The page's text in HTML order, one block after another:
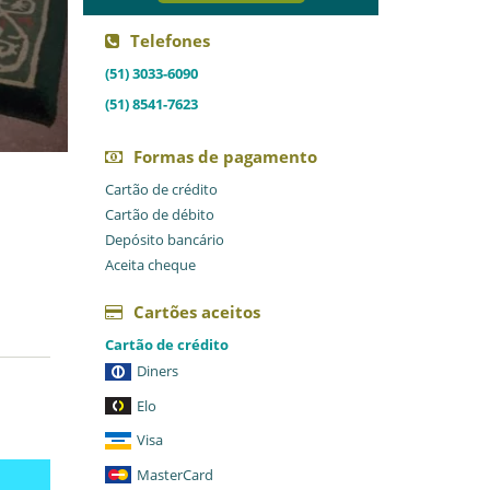
Telefones
(51) 3033-6090
(51) 8541-7623
Formas de pagamento
Cartão de crédito
Cartão de débito
Depósito bancário
Aceita cheque
Cartões aceitos
Cartão de crédito
Diners
Elo
Visa
MasterCard